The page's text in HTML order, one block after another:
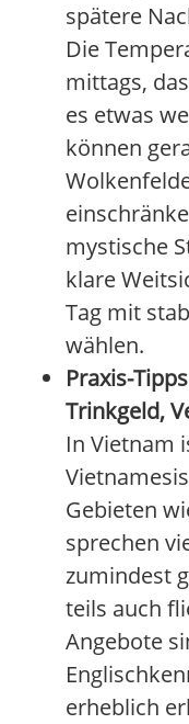
spätere
Die
mittags,
es etwas
können
mystische
klare
Tag mit
wählen.
Praxis-
Trinkgeld,
In Vietnam
Gebieten
sprechen
zumindest
teils auch
Angebote
erheblich